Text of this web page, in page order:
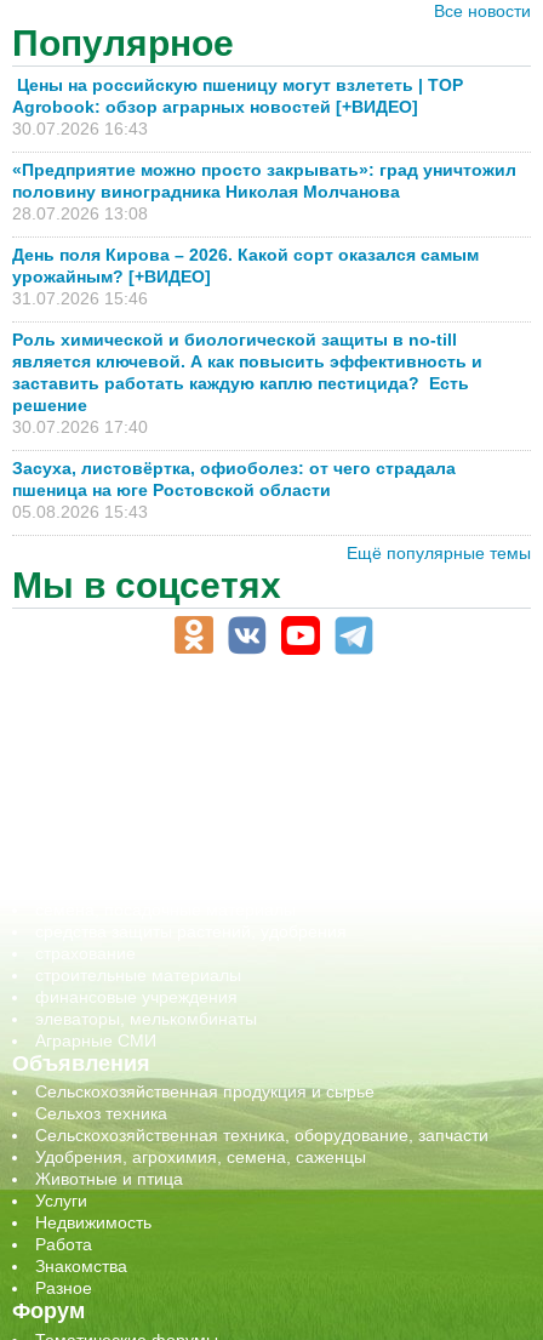
Все новости
Популярное
Цены на российскую пшеницу могут взлететь | TOP
Agrobook: обзор аграрных новостей [+ВИДЕО]
30.07.2026 16:43
«Предприятие можно просто закрывать»: град уничтожил
половину виноградника Николая Молчанова
28.07.2026 13:08
День поля Кирова – 2026. Какой сорт оказался самым
урожайным? [+ВИДЕО]
31.07.2026 15:46
Роль химической и биологической защиты в no-till
является ключевой. А как повысить эффективность и
заставить работать каждую каплю пестицида? Есть
решение
30.07.2026 17:40
Засуха, листовёртка, офиоболез: от чего страдала
пшеница на юге Ростовской области
05.08.2026 15:43
Ещё популярные темы
Мы в соцсетях
строительные материалы
финансовые учреждения
элеваторы, мелькомбинаты
Аграрные СМИ
Объявления
Сельскохозяйственная продукция и сырье
Сельхоз техника
Сельскохозяйственная техника, оборудование, запчасти
Удобрения, агрохимия, семена, саженцы
Животные и птица
Услуги
Недвижимость
Работа
Знакомства
Разное
Форум